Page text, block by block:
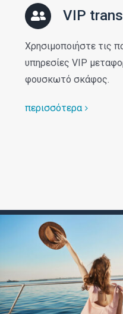
VIP
Χρησιμοποιήστε τις
υπηρεσίες VIP
φουσκωτό σκάφος.
περισσότερα